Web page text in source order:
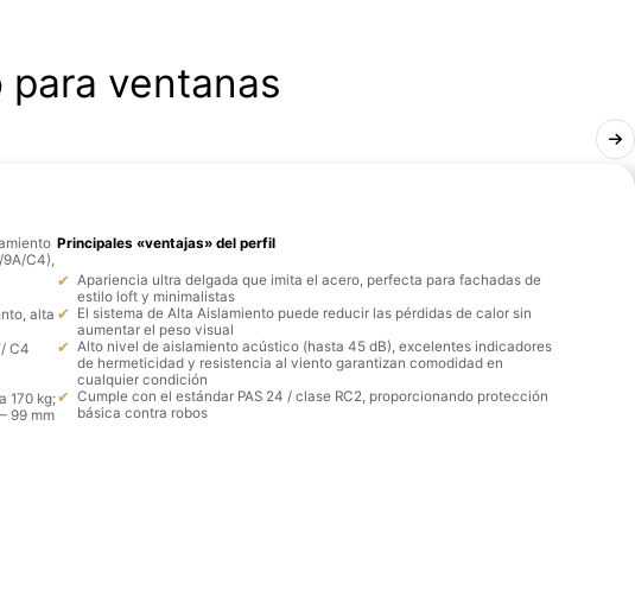
ventanas
9A/C4),
alta
C4
170 kg;
99 mm
Principales «ventajas» del perfil
Apariencia ultra delgada que imita el acero, perfecta para fachadas de
estilo loft y minimalistas
El sistema de Alta Aislamiento puede reducir las pérdidas de calor sin
aumentar el peso visual
Alto nivel de aislamiento acústico (hasta 45 dB), excelentes indicadores
de hermeticidad y resistencia al viento garantizan comodidad en
cualquier condición
Cumple con el estándar PAS 24 / clase RC2, proporcionando protección
básica contra robos